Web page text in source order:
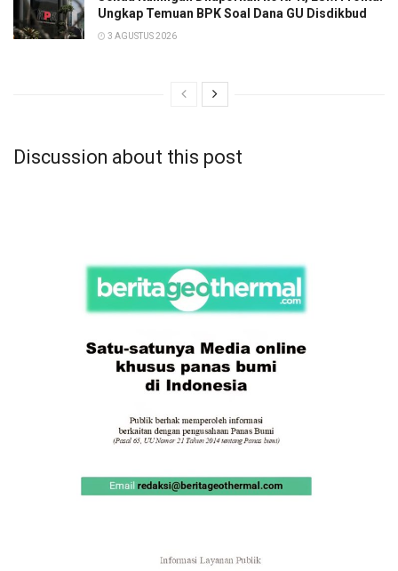
Ungkap Temuan BPK Soal Dana GU Disdikbud
3 AGUSTUS 2026
Discussion about this post